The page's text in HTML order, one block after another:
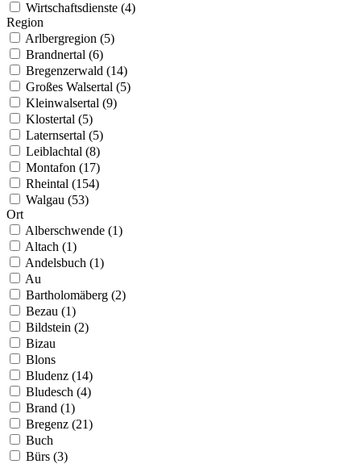
Wirtschaftsdienste (4)
Region
Arlbergregion (5)
Brandnertal (6)
Bregenzerwald (14)
Großes Walsertal (5)
Kleinwalsertal (9)
Klostertal (5)
Laternsertal (5)
Leiblachtal (8)
Montafon (17)
Rheintal (154)
Walgau (53)
Ort
Alberschwende (1)
Altach (1)
Andelsbuch (1)
Au
Bartholomäberg (2)
Bezau (1)
Bildstein (2)
Bizau
Blons
Bludenz (14)
Bludesch (4)
Brand (1)
Bregenz (21)
Buch
Bürs (3)